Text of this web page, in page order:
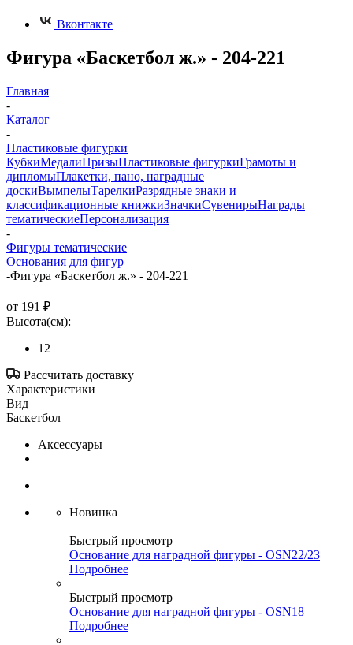
Вконтакте
Фигура «Баскетбол ж.» - 204-221
Главная
-
Каталог
-
Пластиковые фигурки
КубкиМедалиПризыПластиковые фигуркиГрамоты и
дипломыПлакетки, пано, наградные
доскиВымпелыТарелкиРазрядные знаки и
классификационные книжкиЗначкиСувенирыНаграды
тематическиеПерсонализация
-
Фигуры тематические
Основания для фигур
-Фигура «Баскетбол ж.» - 204-221
от 191 ₽
Высота(см):
12
Рассчитать доставку
Характеристики
Вид
Баскетбол
Аксессуары
Новинка
Быстрый просмотр
Основание для наградной фигуры - OSN22/23
Подробнее
Быстрый просмотр
Основание для наградной фигуры - OSN18
Подробнее